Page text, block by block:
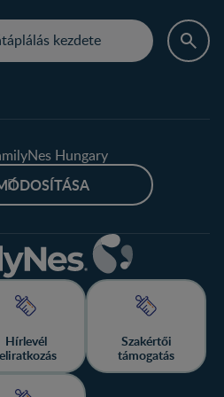
Hungary
Hírlevél
Szakértői
támogatás